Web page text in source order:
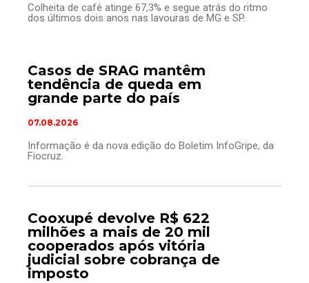
Casos de SRAG mantêm
tendência de queda em
grande parte do país
07.08.2026
Informação é da nova edição do Boletim InfoGripe, da
Fiocruz.
Cooxupé devolve R$ 622
milhões a mais de 20 mil
cooperados após vitória
judicial sobre cobrança de
imposto
Colheita de café atinge 67,3% e segue atrás do ritmo
dos últimos dois anos nas lavouras de MG e SP.